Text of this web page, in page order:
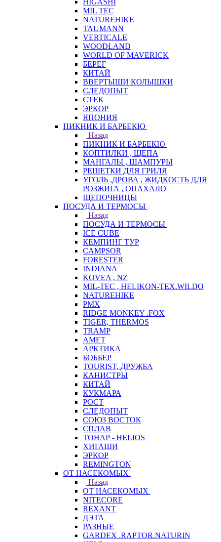
HIGASHI
MIL TEC
NATUREHIKE
TAUMANN
VERTICALE
WOODLAND
WORLD OF MAVERICK
БЕРЕГ
КИТАЙ
ВВЕРТЫШИ КОЛЫШКИ
СЛЕДОПЫТ
СТЕК
ЭРКОР
ЯПОНИЯ
ПИКНИК И БАРБЕКЮ
Назад
ПИКНИК И БАРБЕКЮ
КОПТИЛКИ , ЩЕПА
МАНГАЛЫ , ШАМПУРЫ
РЕШЕТКИ ДЛЯ ГРИЛЯ
УГОЛЬ ,ДРОВА , ЖИДКОСТЬ ДЛЯ
РОЗЖИГА , ОПАХАЛО
ЩЕПОЧНИЦЫ
ПОСУДА И ТЕРМОСЫ
Назад
ПОСУДА И ТЕРМОСЫ
ICE CUBE
КЕМПИНГ ТУР
CAMPSOR
FORESTER
INDIANA
KOVEA , NZ
MIL-TEC , HELIKON-TEX.WILDO
NATUREHIKE
PMX
RIDGE MONKEY .FOX
TIGER, THERMOS
TRAMP
АМЕТ
АРКТИКА
БОББЕР
TOURIST, ДРУЖБА
КАНИСТРЫ
КИТАЙ
КУКМАРА
РОСТ
СЛЕДОПЫТ
СОЮЗ ВОСТОК
СПЛАВ
ТОНАР - HELIOS
ХИГАШИ
ЭРКОР
REMINGTON
ОТ НАСЕКОМЫХ
Назад
ОТ НАСЕКОМЫХ
NITECORE
REXANT
ДЭТА
РАЗНЫЕ
GARDEX .RAPTOR.NATURIN